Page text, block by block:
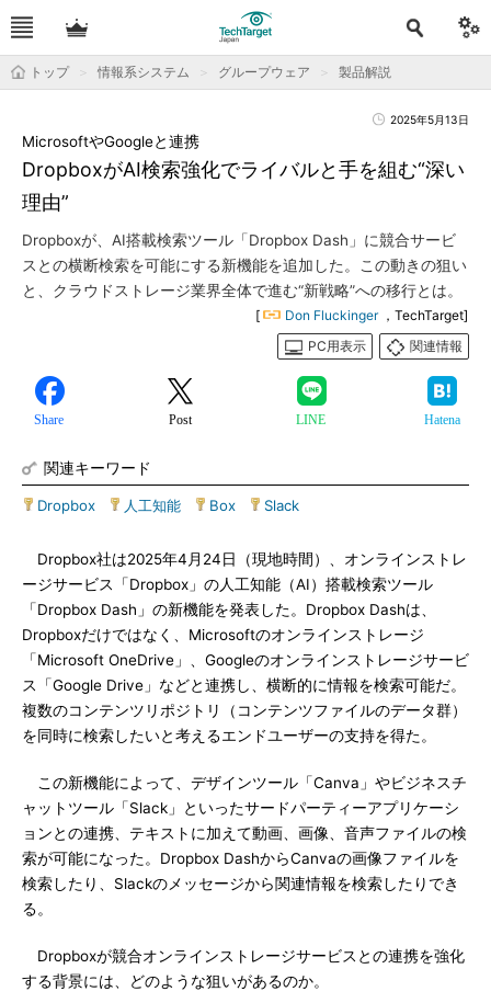
トップ 情報系システム グループウェア 製品解説
2025年5月13日
DropboxがAI検索強化でライバルと手を組む“深い
理由”
MicrosoftやGoogleと連携
Dropboxが、AI搭載検索ツール「Dropbox Dash」に競合サービ
スとの横断検索を可能にする新機能を追加した。この動きの狙い
と、クラウドストレージ業界全体で進む“新戦略”への移行とは。
[ Don Fluckinger ，TechTarget]
PC用表示
関連情報
Share Post LINE Hatena
関連キーワード
Dropbox 人工知能 Box Slack
Dropbox社は2025年4月24日（現地時間）、オンラインストレ
ージサービス「Dropbox」の人工知能（AI）搭載検索ツール
「Dropbox Dash」の新機能を発表した。Dropbox Dashは、
Dropboxだけではなく、Microsoftのオンラインストレージ
「Microsoft OneDrive」、Googleのオンラインストレージサービ
ス「Google Drive」などと連携し、横断的に情報を検索可能だ。
複数のコンテンツリポジトリ（コンテンツファイルのデータ群）
を同時に検索したいと考えるエンドユーザーの支持を得た。
この新機能によって、デザインツール「Canva」やビジネスチ
ャットツール「Slack」といったサードパーティーアプリケーシ
ョンとの連携、テキストに加えて動画、画像、音声ファイルの検
索が可能になった。Dropbox DashからCanvaの画像ファイルを
検索したり、Slackのメッセージから関連情報を検索したりでき
る。
Dropboxが競合オンラインストレージサービスとの連携を強化
する背景には、どのような狙いがあるのか。